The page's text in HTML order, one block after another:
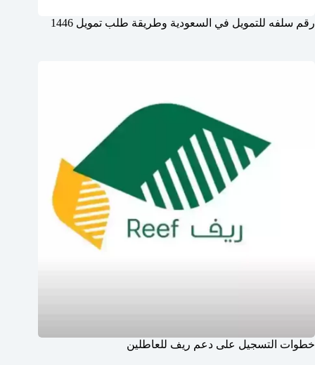
رقم سلفه للتمويل في السعودية وطريقة طلب تمويل 1446
خطوات التسجيل على دعم ريف للعاطلين